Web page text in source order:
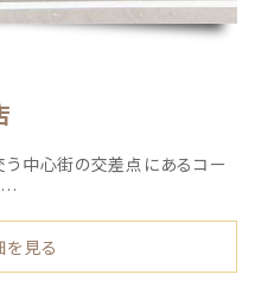
中心街の交差点にあるコー
…
見る